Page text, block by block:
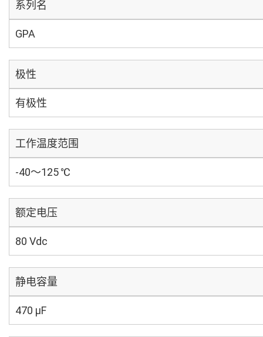
系列名
GPA
极性
有极性
工作温度范围
-40～125 ℃
额定电压
80 Vdc
静电容量
470 µF